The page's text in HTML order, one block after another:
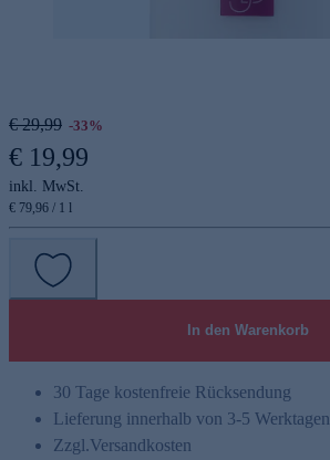
€ 29,99 -33%
€ 19,99
inkl. MwSt.
€ 79,96 / 1 l
In den Warenkorb
30 Tage kostenfreie Rücksendung
Lieferung innerhalb von 3-5 Werktagen
Zzgl.Versandkosten